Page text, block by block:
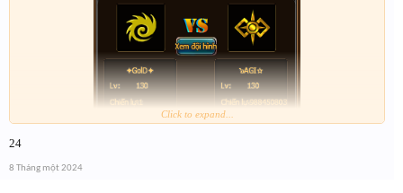
Click to expand...
24
8 Tháng một 2024